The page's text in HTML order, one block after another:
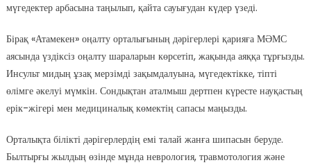
мүгедектер арбасына таңылып, қайта сауығудан күдер үзеді.
Бірақ «Атамекен» оңалту орталығының дәрігерлері қарияға МӘМС
аясында үздіксіз оңалту шараларын көрсетіп, жақында аяққа тұрғызды.
Инсульт мидың ұзақ мерзімді зақымдалуына, мүгедектікке, тіпті
өлімге әкелуі мүмкін. Сондықтан аталмыш дертпен күресте науқастың
ерік-жігері мен медициналық көмектің сапасы маңызды.
Орталықта білікті дәрігерлердің емі талай жанға шипасын беруде.
Былтырғы жылдың өзінде мұнда неврология, травмотология және